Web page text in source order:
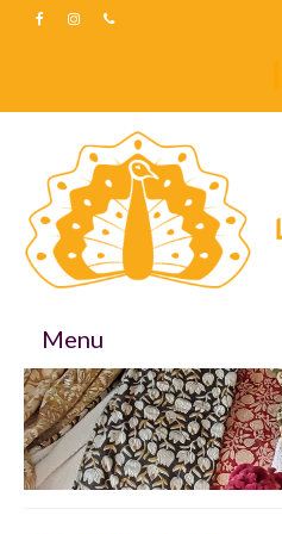
Menu
Accueil
Boutique